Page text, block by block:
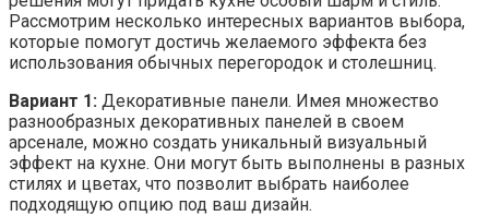
Рассмотрим несколько интересных вариантов выбора,
которые помогут достичь желаемого эффекта без
использования обычных перегородок и столешниц.
Вариант 1: Декоративные панели. Имея множество
разнообразных декоративных панелей в своем
арсенале, можно создать уникальный визуальный
эффект на кухне. Они могут быть выполнены в разных
стилях и цветах, что позволит выбрать наиболее
подходящую опцию под ваш дизайн.